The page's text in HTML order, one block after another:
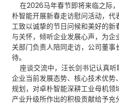
在2026马年春节即将来临之际
朴智能开展新春走访慰问活动，
工致以诚挚的节日问候和美好的
与关怀，倾听企业发展心声，为
关部门负责人陪同走访，公司董
待。
座谈交流中，汪长剑书记认真听
企业当前发展态势、核心技术优
规划，对卓朴智能深耕工业母机
产业升级所作出的积极贡献给予充